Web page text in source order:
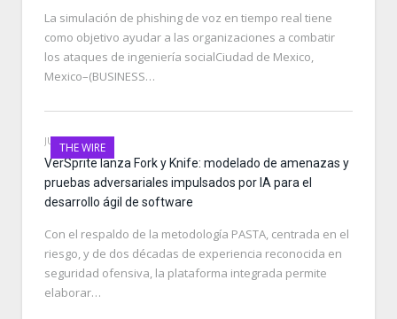
La simulación de phishing de voz en tiempo real tiene
como objetivo ayudar a las organizaciones a combatir
los ataques de ingeniería socialCiudad de Mexico,
Mexico–(BUSINESS…
THE WIRE
JUNE 28, 2026
VerSprite lanza Fork y Knife: modelado de amenazas y
pruebas adversariales impulsados por IA para el
desarrollo ágil de software
Con el respaldo de la metodología PASTA, centrada en el
riesgo, y de dos décadas de experiencia reconocida en
seguridad ofensiva, la plataforma integrada permite
elaborar…